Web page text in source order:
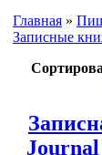
Главная »
Записные